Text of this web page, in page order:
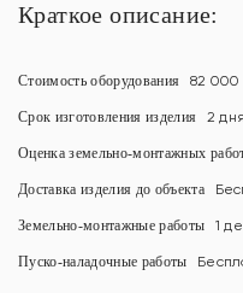
Краткое описание:
Стоимость оборудования 82 000
Срок изготовления изделия 2 дня
Оценка земельно-монтажных
Доставка изделия до объекта
Земельно-монтажные работы 1
Пуско-наладочные работы